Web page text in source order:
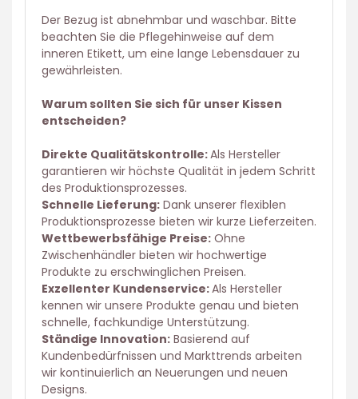
Der Bezug ist abnehmbar und waschbar. Bitte
beachten Sie die Pflegehinweise auf dem
inneren Etikett, um eine lange Lebensdauer zu
gewährleisten.
Warum sollten Sie sich für unser Kissen
entscheiden?
Direkte Qualitätskontrolle:Als Hersteller
garantieren wir höchste Qualität in jedem Schritt
des Produktionsprozesses.
Schnelle Lieferung: Dank unserer flexiblen
Produktionsprozesse bieten wir kurze Lieferzeiten.
Wettbewerbsfähige Preise: Ohne
Zwischenhändler bieten wir hochwertige
Produkte zu erschwinglichen Preisen.
Exzellenter Kundenservice:Als Hersteller
kennen wir unsere Produkte genau und bieten
schnelle, fachkundige Unterstützung.
Ständige Innovation: Basierend auf
Kundenbedürfnissen und Markttrends arbeiten
wir kontinuierlich an Neuerungen und neuen
Designs.